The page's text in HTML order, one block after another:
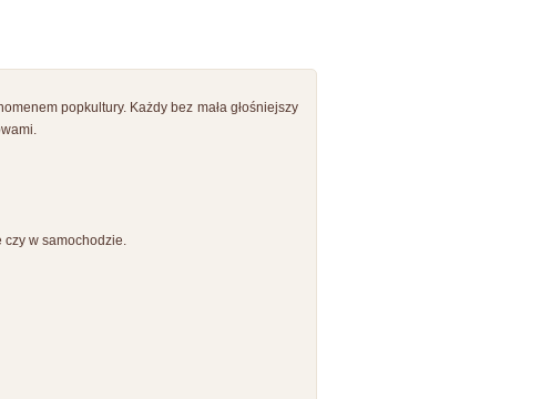
popkultury. Każdy bez mała głośniejszy
w samochodzie.